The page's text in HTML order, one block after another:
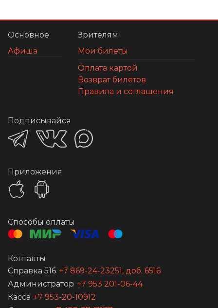
Основное
Афиша
Зрителям
Мои билеты
Оплата картой
Возврат билетов
Правила и соглашения
Подписывайся
Приложения
Способы оплаты
Контакты
Справка 516 +7 869-24-23251, доб. 6516
Администратор +7 953 201-06-44
Касса +7 953-20-10912